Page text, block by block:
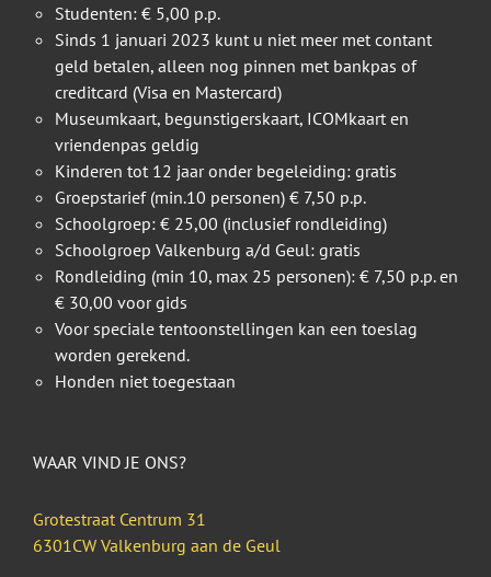
Studenten: € 5,00 p.p.
Sinds 1 januari 2023 kunt u niet meer met contant
geld betalen, alleen nog pinnen met bankpas of
creditcard (Visa en Mastercard)
Museumkaart, begunstigerskaart, ICOMkaart en
vriendenpas geldig
Kinderen tot 12 jaar onder begeleiding: gratis
Groepstarief (min.10 personen) € 7,50 p.p.
Schoolgroep: € 25,00 (inclusief rondleiding)
Schoolgroep Valkenburg a/d Geul: gratis
Rondleiding (min 10, max 25 personen): € 7,50 p.p. en
€ 30,00 voor gids
Voor speciale tentoonstellingen kan een toeslag
worden gerekend.
Honden niet toegestaan
WAAR VIND JE ONS?
Grotestraat Centrum 31
6301CW Valkenburg aan de Geul